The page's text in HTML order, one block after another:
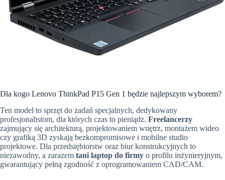
Dla kogo Lenovo ThinkPad P15 Gen 1 będzie najlepszym wyborem?
Ten model to sprzęt do zadań specjalnych, dedykowany
profesjonalistom, dla których czas to pieniądz. Freelancerzy
zajmujący się architekturą, projektowaniem wnętrz, montażem wideo
czy grafiką 3D zyskają bezkompromisowe i mobilne studio
projektowe. Dla przedsiębiorstw oraz biur konstrukcyjnych to
niezawodny, a zarazem tani laptop do firmy o profilu inżynieryjnym,
gwarantujący pełną zgodność z oprogramowaniem CAD/CAM.